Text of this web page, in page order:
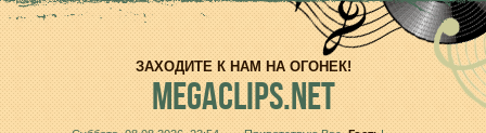
ЗАХОДИТЕ К НАМ НА ОГОНЕК!
MEGACLIPS.NET